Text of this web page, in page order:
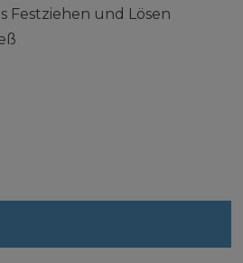
Festziehen und Lösen